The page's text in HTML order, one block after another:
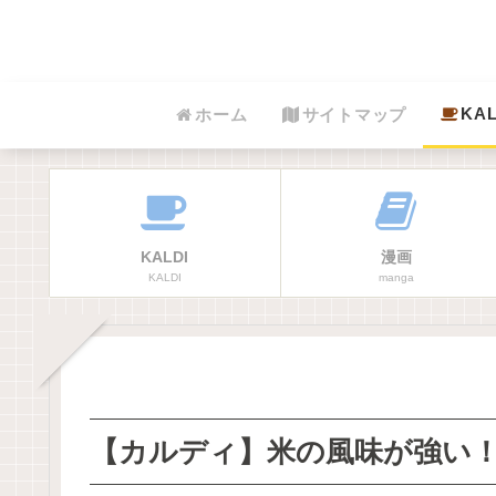
ホーム サイトマップ
KALDI
KALDI
漫画
manga
【カルディ】米の風味が強